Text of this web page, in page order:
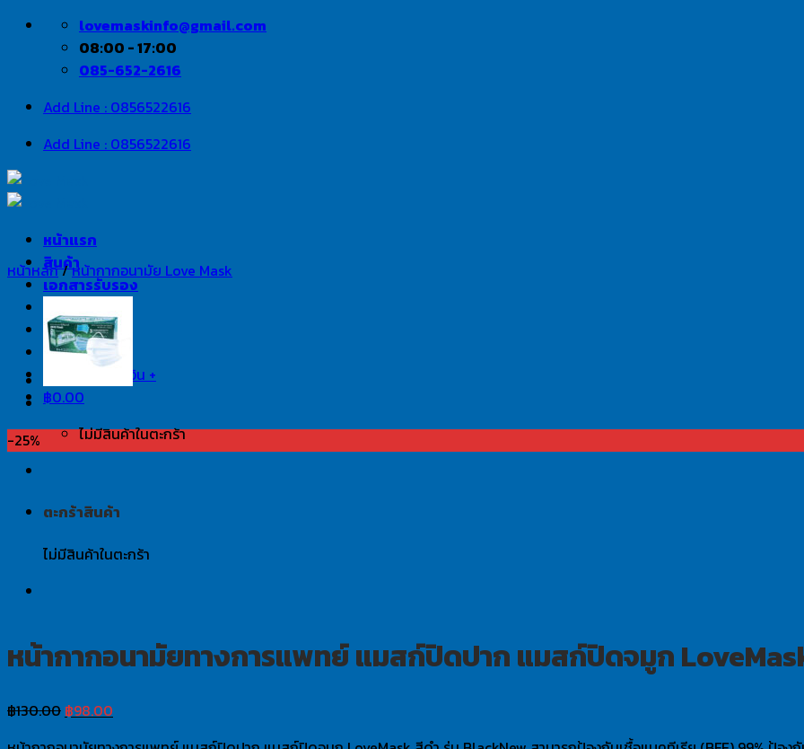
Skip
lovemaskinfo@gmail.com
08:00 - 17:00
085-652-2616
Add Line : 0856522616
Add Line : 0856522616
หน้าแรก
สินค้า
เอกสารรับรอง
ติดต่อเรา
แจ้งชำระเงิน
สั่งซื้อและชำระเงิน +
฿0.00
ไม่มีสินค้าในตะกร้า
ตะกร้าสินค้า
ไม่มีสินค้าในตะกร้า
หน้าหลัก/หน้ากากอนามัย Love Mask
-25%
หน้ากากอนามัยทางการแพทย์ แมสก์ปิดปาก แมสก์ปิดจมูก
฿130.00 Original
฿98.00